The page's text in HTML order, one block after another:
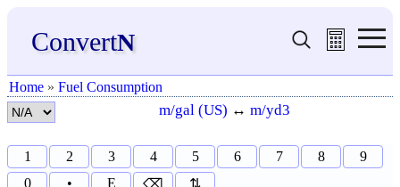
ConvertN
Home » Fuel Consumption
m/gal (US) ↔ m/yd3
1 2 3 4 5 6 7 8
9
0
• E ⌫ ⇅